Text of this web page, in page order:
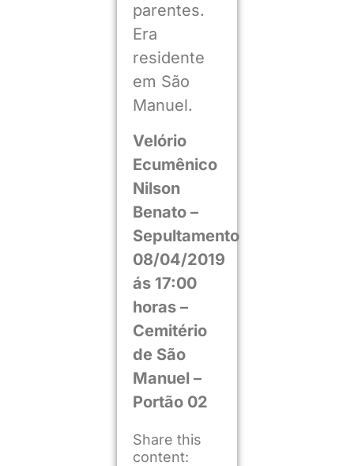
parentes.
Era
residente
em São
Manuel.
Velório
Ecumênico
Nilson
Benato –
Sepultamento
08/04/2019
ás 17:00
horas –
Cemitério
de São
Manuel –
Portão 02
Share this
content: